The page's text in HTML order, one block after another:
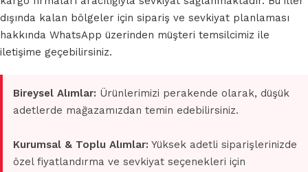
dışında kalan bölgeler için sipariş ve sevkiyat planlaması
hakkında WhatsApp üzerinden müşteri temsilcimiz ile
iletişime geçebilirsiniz.
Bireysel Alımlar: Ürünlerimizi perakende olarak, düşük
adetlerde mağazamızdan temin edebilirsiniz.
Kurumsal & Toplu Alımlar: Yüksek adetli siparişlerinizde
özel fiyatlandırma ve sevkiyat seçenekleri için